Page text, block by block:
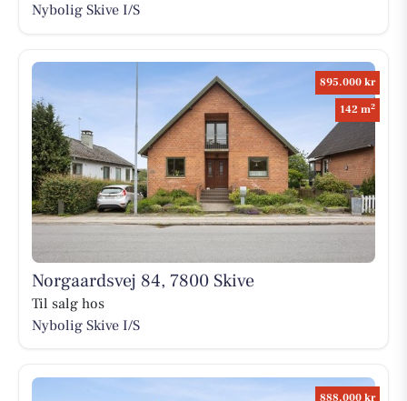
Nybolig Skive I/S
895.000 kr
142 m2
Norgaardsvej 84, 7800 Skive
Til salg hos
Nybolig Skive I/S
888.000 kr